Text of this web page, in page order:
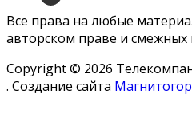
Все права на любые
авторском праве и смежных
Copyright © 2026
. Создание сайта